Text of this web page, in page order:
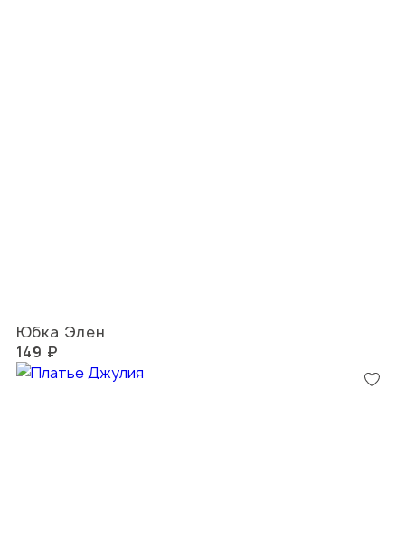
Юбка Элен
149 ₽